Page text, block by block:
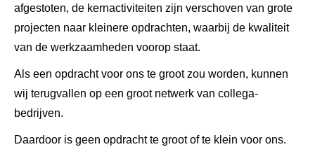
afgestoten, de kernactiviteiten zijn verschoven van grote
projecten naar kleinere opdrachten, waarbij de kwaliteit
van de werkzaamheden voorop staat.
Als een opdracht voor ons te groot zou worden, kunnen
wij terugvallen op een groot netwerk van collega-
bedrijven.
Daardoor is geen opdracht te groot of te klein voor ons.